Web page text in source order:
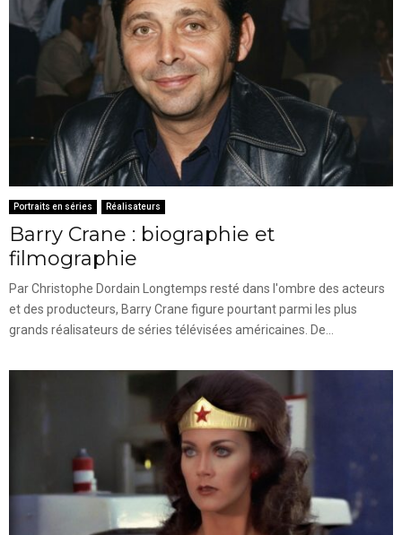
Portraits en séries Réalisateurs
Barry Crane : biographie et
filmographie
Par Christophe Dordain Longtemps resté dans l'ombre des acteurs
et des producteurs, Barry Crane figure pourtant parmi les plus
grands réalisateurs de séries télévisées américaines. De...